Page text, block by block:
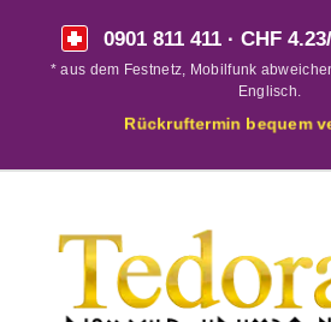
0901 811 411· CHF
* aus dem Festnetz, Mobilfunk
Englisch.
Rückruftermin bequem